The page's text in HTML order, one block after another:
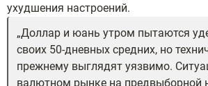
ухудшения настроений.
Доллар и юань утром пытаются
своих 50-дневных средних, но
прежнему выглядят уязвимо.
валютном рынке на предвыборной